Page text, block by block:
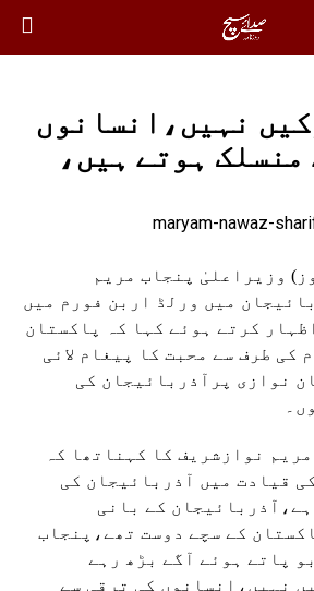
نہیں،انسانوں
ہوتے ہیں،
وزیراعلیٰ پنجاب مریم
میں ورلڈ اربن فورم میں
کرتے ہوئے کہا کہ پاکستان
کی طرف سے محبت کا پیغام لائی
نوازی پرآذربائیجان کی
نوازشریف کا کہناتھا کہ
قیادت میں آذربائیجان کی
کے بانی
کے سچے دوست تھے،پنجاب
پاتے ہوئے آگے بڑھ رہے
نہیں،انسانوں کی ترقی سے